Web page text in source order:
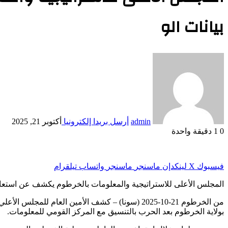
بيانات الو
admin أرسل بريدا إلكترونيا أكتوبر 21, 2025
0
دقيقة واحدة
فيسبوك ‫X لينكدإن ماسنجر ماسنجر واتساب تيلقرام
المجلس الأعلى للاستراتيجية والمعلومات بالخرطوم يكشف عن استعادة 98% من بيانات الولاية بعد
بولاية الخرطوم بعد الحرب بالتنسيق مع المركز القومي للمعلومات.